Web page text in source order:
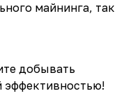
майнинга, так
добывать
эффективностью!